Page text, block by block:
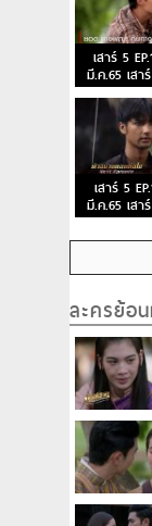
เสาร์ 5
มี.ค.65 เส
เสาร์ 5
มี.ค.65 เส
ละครย้อ